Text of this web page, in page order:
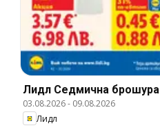
Лидл Cедмична брошура
03.08.2026- 09.08.2026
Лидл